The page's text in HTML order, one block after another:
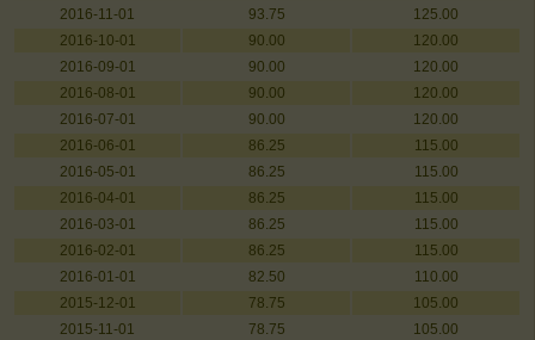
2016-11-01
93.75
125.00
2016-10-01
90.00
120.00
2016-09-01
90.00
120.00
2016-08-01
90.00
120.00
2016-07-01
90.00
120.00
2016-06-01
86.25
115.00
2016-05-01
86.25
115.00
2016-04-01
86.25
115.00
2016-03-01
86.25
115.00
2016-02-01
86.25
115.00
2016-01-01
82.50
110.00
2015-12-01
78.75
105.00
2015-11-01
78.75
105.00